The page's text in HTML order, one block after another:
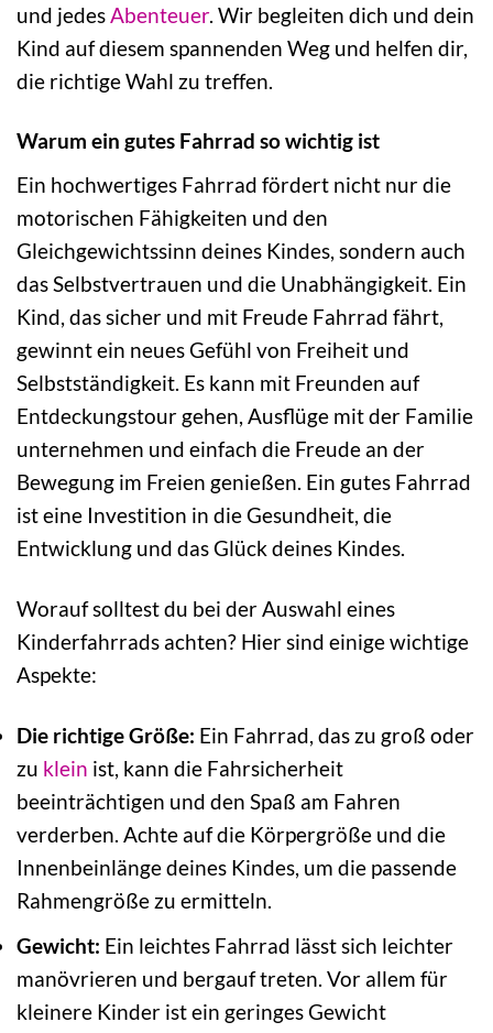
und jedes Abenteuer. Wir begleiten dich und dein
Kind auf diesem spannenden Weg und helfen dir,
die richtige Wahl zu treffen.
Warum ein gutes Fahrrad so wichtig ist
Ein hochwertiges Fahrrad fördert nicht nur die
motorischen Fähigkeiten und den
Gleichgewichtssinn deines Kindes, sondern auch
das Selbstvertrauen und die Unabhängigkeit. Ein
Kind, das sicher und mit Freude Fahrrad fährt,
gewinnt ein neues Gefühl von Freiheit und
Selbstständigkeit. Es kann mit Freunden auf
Entdeckungstour gehen, Ausflüge mit der Familie
unternehmen und einfach die Freude an der
Bewegung im Freien genießen. Ein gutes Fahrrad
ist eine Investition in die Gesundheit, die
Entwicklung und das Glück deines Kindes.
Worauf solltest du bei der Auswahl eines
Kinderfahrrads achten? Hier sind einige wichtige
Aspekte:
Die richtige Größe: Ein Fahrrad, das zu groß oder
zu klein ist, kann die Fahrsicherheit
beeinträchtigen und den Spaß am Fahren
verderben. Achte auf die Körpergröße und die
Innenbeinlänge deines Kindes, um die passende
Rahmengröße zu ermitteln.
Gewicht: Ein leichtes Fahrrad lässt sich leichter
manövrieren und bergauf treten. Vor allem für
kleinere Kinder ist ein geringes Gewicht